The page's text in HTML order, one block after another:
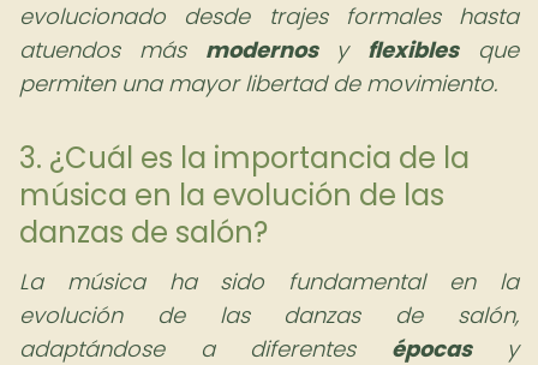
evolucionado desde trajes formales hasta
atuendos más modernosy flexiblesque
permiten una mayor libertad de movimiento.
3. ¿Cuál es la importancia de la
música en la evolución de las
danzas de salón?
La música ha sido fundamental en la
evolución de las danzas de salón,
adaptándose a diferentes épocasy